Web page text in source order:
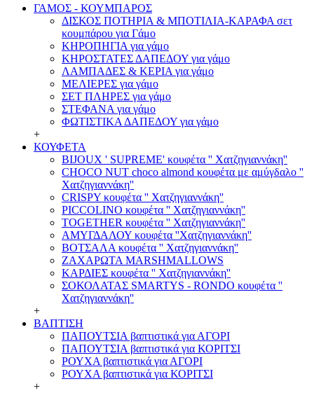
ΓΑΜΟΣ - ΚΟΥΜΠΑΡΟΣ
ΔΙΣΚΟΣ ΠΟΤΗΡΙΑ & ΜΠΟΤΙΛΙΑ-ΚΑΡΑΦΑ σετ
κουμπάρου για Γάμο
ΚΗΡΟΠΗΓΙΑ για γάμο
ΚΗΡΟΣΤΑΤΕΣ ΔΑΠΕΔΟΥ για γάμο
ΛΑΜΠΑΔΕΣ & ΚΕΡΙΑ για γάμο
ΜΕΛΙΕΡΕΣ για γάμο
ΣΕΤ ΠΛΗΡΕΣ για γάμο
ΣΤΕΦΑΝΑ για γάμο
ΦΩΤΙΣΤΙΚΑ ΔΑΠΕΔΟΥ για γάμο
+
ΚΟΥΦΕΤΑ
BIJOUX ' SUPREME' κουφέτα '' Χατζηγιαννάκη''
CHOCO NUT choco almond κουφέτα με αμύγδαλο ''
Χατζηγιαννάκη''
CRISPY κουφέτα '' Χατζηγιαννάκη''
PICCOLINO κουφέτα '' Χατζηγιαννάκη''
TOGETHER κουφέτα '' Χατζηγιαννάκη''
ΑΜΥΓΔΑΛΟΥ κουφέτα ''Χατζηγιαννάκη''
ΒΟΤΣΑΛΑ κουφέτα '' Χατζηγιαννάκη''
ΖΑΧΑΡΩΤΑ MARSHMALLOWS
ΚΑΡΔΙΕΣ κουφέτα '' Χατζηγιαννάκη''
ΣΟΚΟΛΑΤΑΣ SMARTYS - RONDO κουφέτα ''
Χατζηγιαννάκη''
+
ΒΑΠΤΙΣΗ
ΠΑΠΟΥΤΣΙΑ βαπτιστικά για ΑΓΟΡΙ
ΠΑΠΟΥΤΣΙΑ βαπτιστικά για ΚΟΡΙΤΣΙ
ΡΟΥΧΑ βαπτιστικά για ΑΓΟΡΙ
ΡΟΥΧΑ βαπτιστικά για ΚΟΡΙΤΣΙ
+